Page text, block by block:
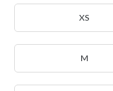
XS
M